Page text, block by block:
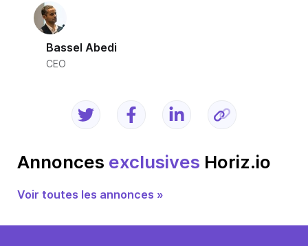
Bassel Abedi
CEO
Annonces exclusives Horiz.io
Voir toutes les annonces »